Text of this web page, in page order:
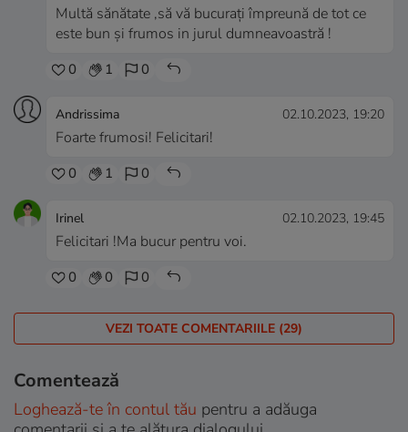
Multă sănătate ,să vă bucurați împreună de tot ce
este bun și frumos in jurul dumneavoastră !
0 1 0
Andrissima 02.10.2023, 19:20
Foarte frumosi! Felicitari!
0 1 0
Irinel 02.10.2023, 19:45
Felicitari !Ma bucur pentru voi.
0 0 0
VEZI TOATE COMENTARIILE (29)
Comentează
Loghează-te în contul tău pentru a adăuga